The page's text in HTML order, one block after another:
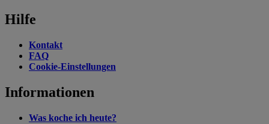
Hilfe
Kontakt
FAQ
Cookie-Einstellungen
Informationen
Was koche ich heute?